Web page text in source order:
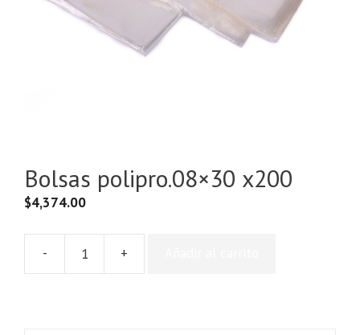
Bolsas polipro.08×30 x200
$4,374.00
- +